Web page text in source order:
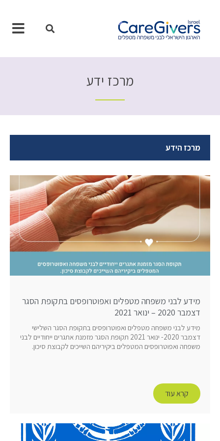
מרכז ידע
מרכז הידע
מידע לבני משפחה מטפלים ואפוטרופסים בתקופת הסגר
דצמבר 2020 – ינואר 2021
מידע לבני משפחה מטפלים ואפוטרופסים בתקופת הסגר השלישי
דצמבר 2020- ינואר 2021 תקופת הסגר מזמנת אתגרים ייחודיים לבני
משפחה ואפוטרופסים המטפלים ביקיריהם השייכים לקבוצת סיכון.
קרא עוד
עמודעמודעמודעמודעמודעמודעמודעמודעמודעמודעמודעמוד